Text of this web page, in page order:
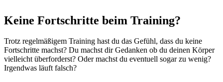
Keine Fortschritte beim Training?
Trotz regelmäßigem Training hast du das Gefühl, dass du keine
Fortschritte machst? Du machst dir Gedanken ob du deinen Körper
vielleicht überforderst? Oder machst du eventuell sogar zu wenig?
Irgendwas läuft falsch?